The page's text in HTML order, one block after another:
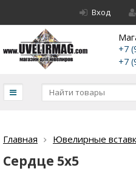
Вход
+7
+7
Главная Ювелирные
Сердце 5х5